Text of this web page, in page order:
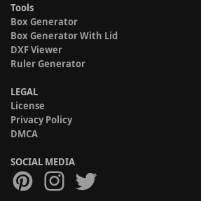
Tools
Box Generator
Box Generator With Lid
DXF Viewer
Ruler Generator
LEGAL
License
Privacy Policy
DMCA
SOCIAL MEDIA